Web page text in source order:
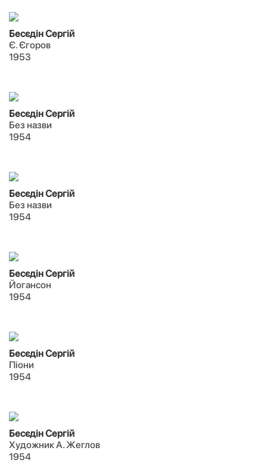
Бесєдін Сергій
Є. Єгоров
1953
Бесєдін Сергій
Без назви
1954
Бесєдін Сергій
Без назви
1954
Бесєдін Сергій
Йогансон
1954
Бесєдін Сергій
Піони
1954
Бесєдін Сергій
Художник А. Жеглов
1954